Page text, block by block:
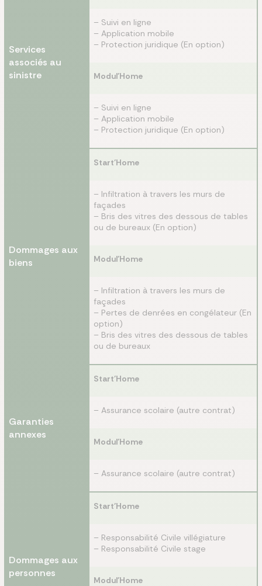
Services
associés au
sinistre
– Suivi en ligne
– Application mobile
– Protection juridique (En option)
Modul'Home
– Suivi en ligne
– Application mobile
– Protection juridique (En option)
Dommages aux
biens
Start'Home
– Infiltration à travers les murs de
façades
– Bris des vitres des dessous de tables
ou de bureaux (En option)
Modul'Home
– Infiltration à travers les murs de
façades
– Pertes de denrées en congélateur (En
option)
– Bris des vitres des dessous de tables
ou de bureaux
Garanties
annexes
Start'Home
– Assurance scolaire (autre contrat)
Modul'Home
– Assurance scolaire (autre contrat)
Dommages aux
personnes
Start'Home
– Responsabilité Civile villégiature
– Responsabilité Civile stage
Modul'Home